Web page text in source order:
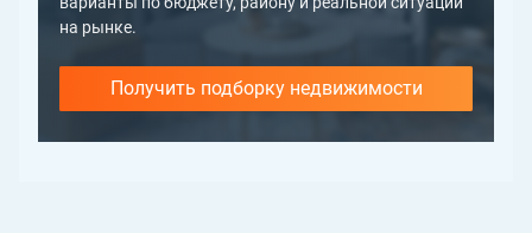
на рынке.
Получить подборку недвижимости